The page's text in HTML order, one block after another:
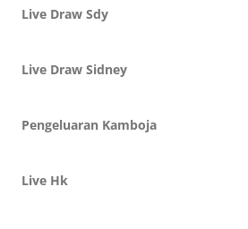
Live Draw Sdy
Live Draw Sidney
Pengeluaran Kamboja
Live Hk